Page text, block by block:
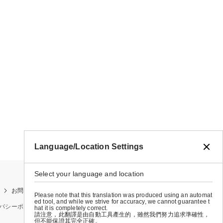
お問い合わせ
シーポリシー 特定商取引法に基づく表示 会社概要
Language/Location Settings
Select your language and location
Please note that this translation was produced using an automat
ed tool, and while we strive for accuracy, we cannot guarantee t
hat it is completely correct.
請注意，此翻譯是由自動工具產生的，雖然我們努力追求準確性，
但不能保證其完全正確。